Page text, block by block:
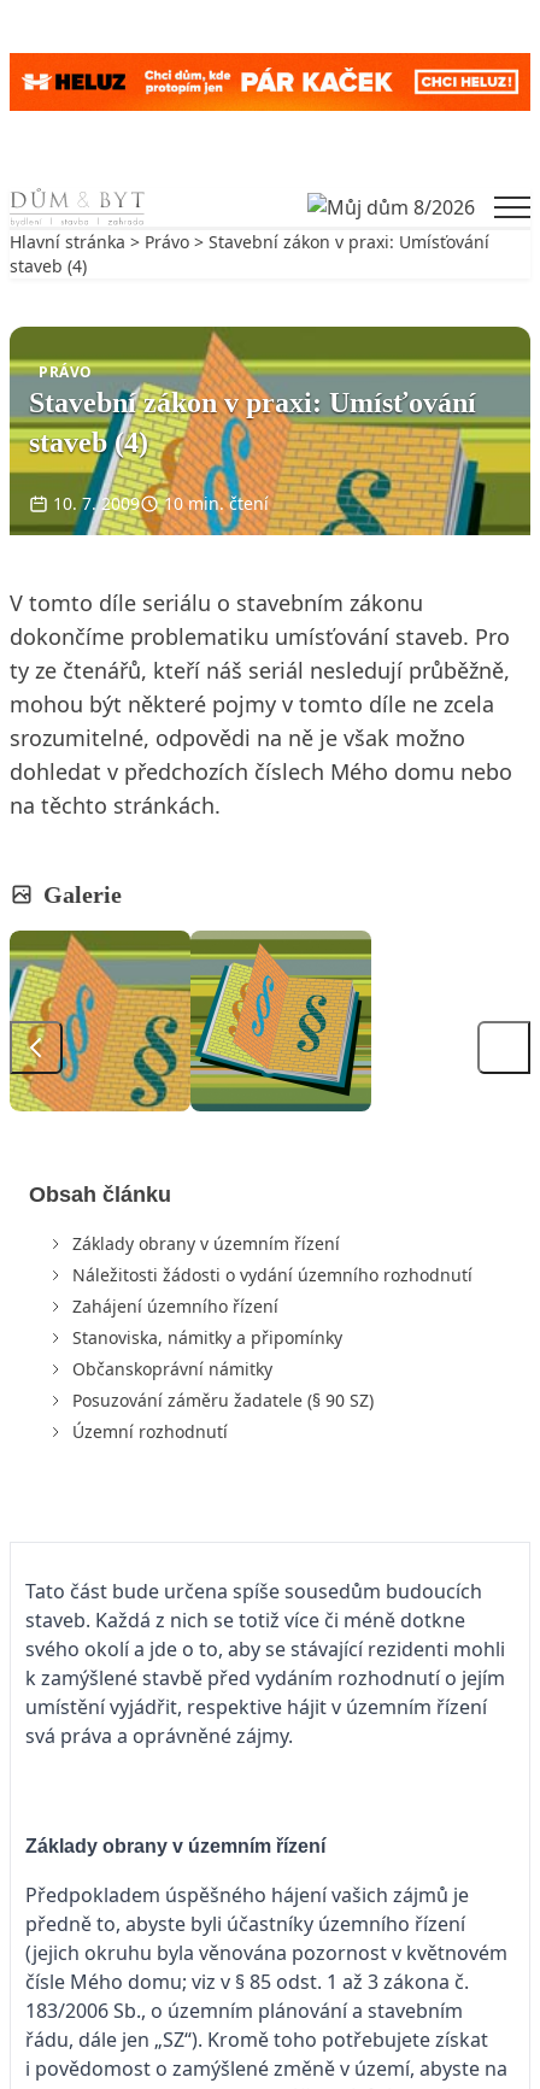
Skip to content
Hlavní stránka > Právo > Stavební zákon v praxi: Umísťování
staveb (4)
PRÁVO
Stavební zákon v praxi: Umísťování
staveb (4)
10. 7. 2009 10 min. čtení
V tomto díle seriálu o stavebním zákonu
dokončíme problematiku umísťování staveb. Pro
ty ze čtenářů, kteří náš seriál nesledují průběžně,
mohou být některé pojmy v tomto díle ne zcela
srozumitelné, odpovědi na ně je však možno
dohledat v předchozích číslech Mého domu nebo
na těchto stránkách.
Galerie
Obsah článku
Základy obrany v územním řízení
Náležitosti žádosti o vydání územního rozhodnutí
Zahájení územního řízení
Stanoviska, námitky a připomínky
Občanskoprávní námitky
Posuzování záměru žadatele (§ 90 SZ)
Územní rozhodnutí
Tato část bude určena spíše sousedům budoucích
staveb. Každá z nich se totiž více či méně dotkne
svého okolí a jde o to, aby se stávající rezidenti mohli
k zamýšlené stavbě před vydáním rozhodnutí o jejím
umístění vyjádřit, respektive hájit v územním řízení
svá práva a oprávněné zájmy.
Základy obrany v územním řízení
Předpokladem úspěšného hájení vašich zájmů je
předně to, abyste byli účastníky územního řízení
(jejich okruhu byla věnována pozornost v květnovém
čísle Mého domu; viz v § 85 odst. 1 až 3 zákona č.
183/2006 Sb., o územním plánování a stavebním
řádu, dále jen „SZ“). Kromě toho potřebujete získat
i povědomost o zamýšlené změně v území, abyste na